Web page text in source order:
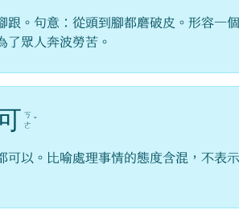
跟。句意：從頭到腳都磨破皮。形容一
了眾人奔波勞苦。
ㄎ
ㄜ ˇ
可以。比喻處理事情的態度含混，不表